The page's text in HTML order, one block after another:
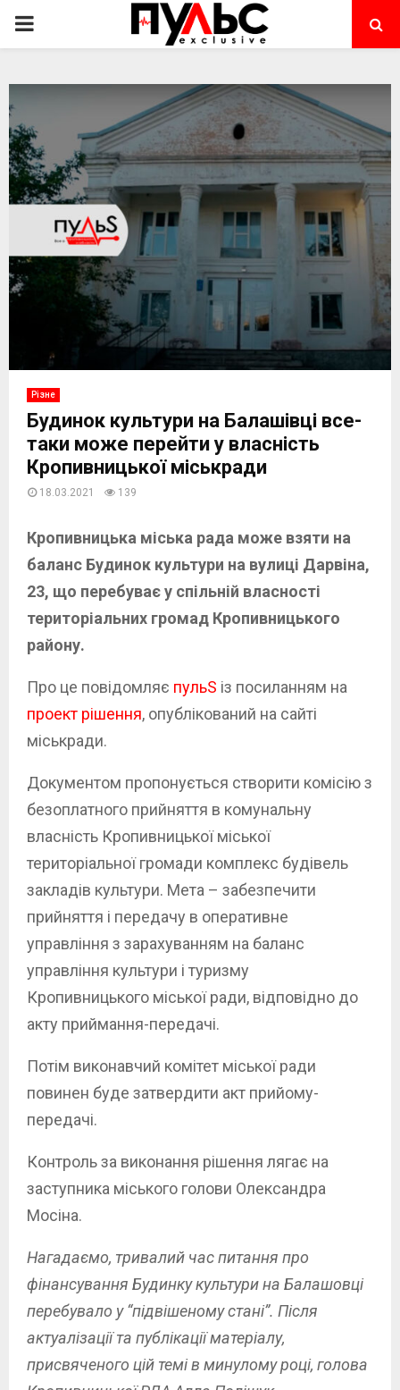
PRIMARY
Різне
Будинок культури на Балашівці все-
таки може перейти у власність
Кропивницької міськради
18.03.2021 139
Кропивницька міська рада може взяти на
баланс Будинок культури на вулиці Дарвіна,
23, що перебуває у спільній власності
територіальних громад Кропивницького
району.
Про це повідомляє пульS із посиланням на
проект рішення, опублікований на сайті
міськради.
Документом пропонується створити комісію з
безоплатного прийняття в комунальну
власність Кропивницької міської
територіальної громади комплекс будівель
закладів культури. Мета – забезпечити
прийняття і передачу в оперативне
управління з зарахуванням на баланс
управління культури і туризму
Кропивницького міської ради, відповідно до
акту приймання-передачі.
Потім виконавчий комітет міської ради
повинен буде затвердити акт прийому-
передачі.
Контроль за виконання рішення лягає на
заступника міського голови Олександра
Мосіна.
Нагадаємо, тривалий час питання про
фінансування Будинку культури на Балашовці
перебувало у “підвішеному стані”. Після
актуалізації та публікації матеріалу,
присвяченого цій темі в минулому році, голова